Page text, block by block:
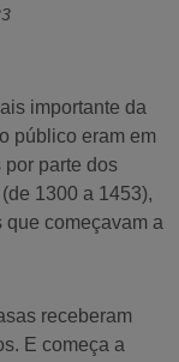
importante da
público eram em
por parte dos
1300 a 1453),
que começavam a
receberam
E começa a